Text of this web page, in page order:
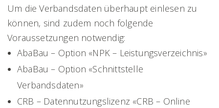
Um die Verbandsdaten überhaupt einlesen zu
können, sind zudem noch folgende
Voraussetzungen notwendig:
AbaBau – Option «NPK – Leistungsverzeichnis»
AbaBau – Option «Schnittstelle
Verbandsdaten»
CRB – Datennutzungslizenz «CRB – Online